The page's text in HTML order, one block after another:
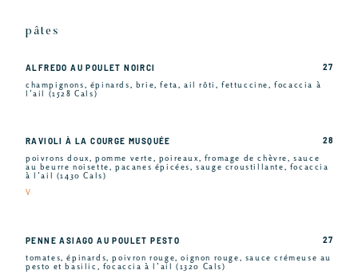
pâtes
ALFREDO AU POULET NOIRCI
champignons, épinards, brie, feta, ail rôti, fettuccine, focaccia à
l’ail (1528 Cals)
27
RAVIOLI À LA COURGE MUSQUÉE
poivrons doux, pomme verte, poireaux, fromage de chèvre, sauce
au beurre noisette, pacanes épicées, sauge croustillante, focaccia
à l’ail (1430 Cals)
V
28
PENNE ASIAGO AU POULET PESTO
tomates, épinards, poivron rouge, oignon rouge, sauce crémeuse au
pesto et basilic, focaccia à l’ail (1320 Cals)
27